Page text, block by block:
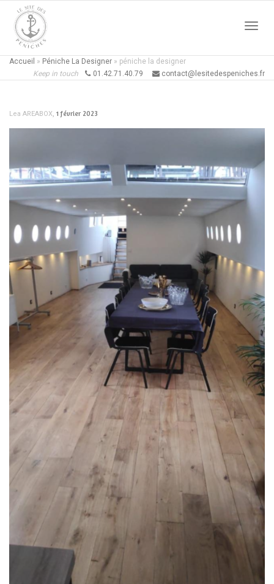
Accueil » Péniche La Designer » péniche la designer
Keep in touch
01.42.71.40.79 contact@lesitedespeniches.fr
Lea AREABOX, 1 février 2023